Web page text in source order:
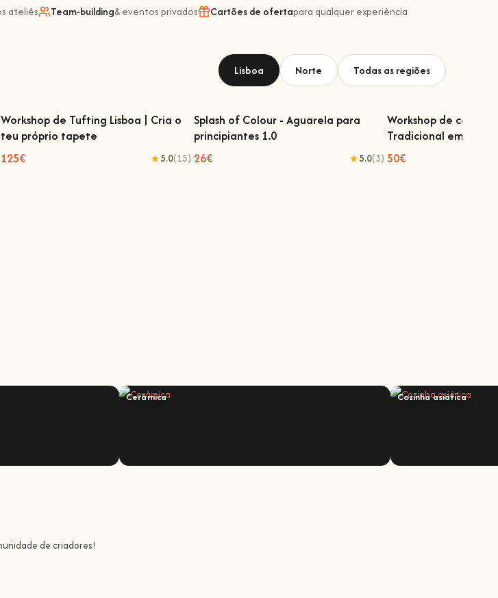
ateliês Team-building& eventos privados Cartões de ofertapara qualquer experiência
Lisboa Norte Todas as regiões
Workshop de Tufting Lisboa | Cria o teu
Workshop de Tufting Lisboa | Cria o
teu próprio tapete
125€
5.0(15)
Splash of Colour - Aguarela para
Splash of Colour - Aguarela para
principiantes 1.0
26€
5.0(3)
Workshop de
Workshop de
Tradicional em Lisboa
50€
Cerâmica Cozinha asiática
de criadores!